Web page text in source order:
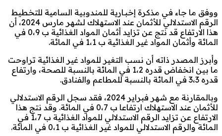
ووفق ما جاء في مذكرة إخبـارية للمندوبية السامية للتخطيط
الرقم الاستدلالي للأثمان عند الاستهلاك لشهر مارس 2024، أن
هذا الارتفاع قد نتج عن تزايد أثمان المواد الغذائية ب 0،9 في
المائة وأثمان المواد غير الغذائية ب 1،1 في المائة.
وأبرز المصدر ذاته أن نسب التغير للمواد غير الغذائية تراوحت
ما بين انخفاض قدره 1،2 في المائة بالنسبة للصحة، وارتفاع
قدره 3،3 في المائة بالنسبة للمطاعم والفنادق.
وبالمقارنة مع شهر فبراير 2024، فقد سجل الرقم الاستدلالي
للأثمان عند الاستهلاك ارتفاعا ب 0،7 في المائة. وقد نتج هذا
الارتفاع عن تزايد الرقم الاستدلالي للمواد الغذائية ب 1،7 في
المائة والرقم الاستدلالي للمواد غير الغذائية ب 0،1 في المائة.